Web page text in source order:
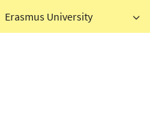
Erasmus University